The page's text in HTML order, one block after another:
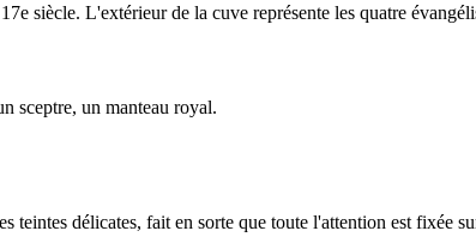
siècle. L'extérieur de la cuve représente les quatre
sceptre, un manteau royal.
teintes délicates, fait en sorte que toute l'attention est fixée